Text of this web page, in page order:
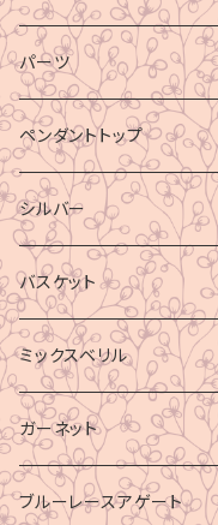
パーツ
ペンダントトップ
シルバー
バスケット
ミックスベリル
ガーネット
ブルーレースアゲート